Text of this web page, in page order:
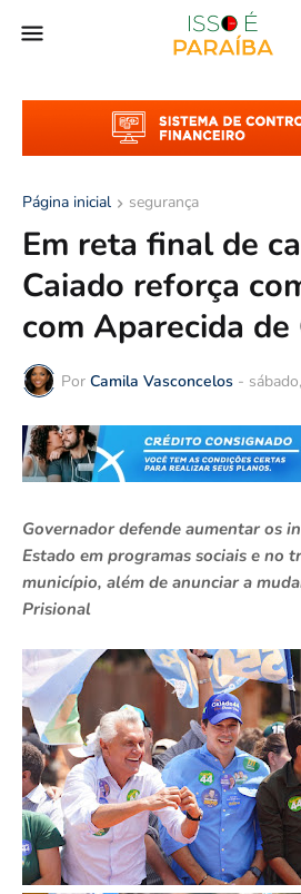
Página inicial segurança
Em reta final de
Caiado reforça
com Aparecida de
Por Camila Vasconcelos -
Governador defende aumentar os
Estado em programas sociais e no
município, além de anunciar a
Prisional